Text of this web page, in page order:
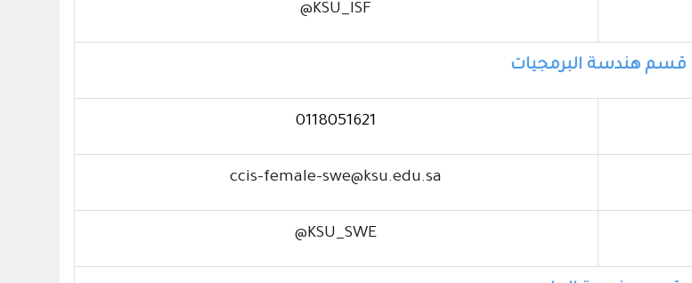
KSU_ISF
@
قسم هندسة البرمجيات
0118051621
ccis-female-swe@ksu.edu.sa
KSU_SWE
@